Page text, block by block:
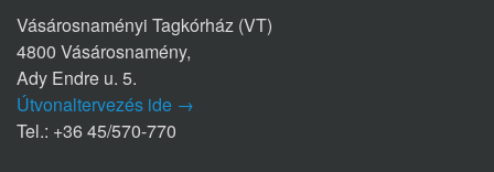
Vásárosnaményi Tagkórház (VT)
4800 Vásárosnamény,
Ady Endre u. 5.
Útvonaltervezés ide →
Tel.: +36 45/570-770